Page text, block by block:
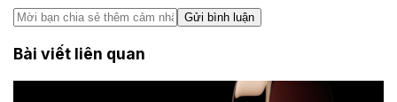
Gửi bình luận
Bài viết liên quan